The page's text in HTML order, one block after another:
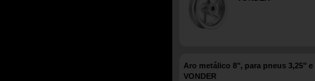
Aro metálico 8", para pneus 3,25" e
VONDER